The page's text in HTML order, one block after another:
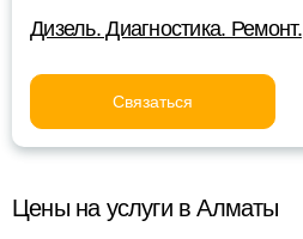
Дизель. Диагностика. Ремонт.
Связаться
Цены на услуги в Алматы